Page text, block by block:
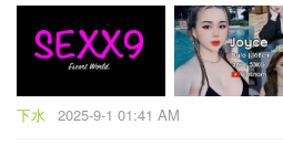
下水 2025-9-1 01:41 AM